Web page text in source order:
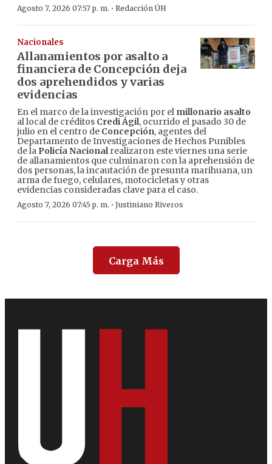
Agosto 7, 2026 07:57 p. m. · Redacción ÚH
Nacionales
Allanamientos por asalto a
financiera de Concepción deja
dos aprehendidos y varias
evidencias
En el marco de la investigación por el millonario asalto
al local de créditos Credi Ágil, ocurrido el pasado 30 de
julio en el centro de Concepción, agentes del
Departamento de Investigaciones de Hechos Punibles
de la Policía Nacionalrealizaron este viernes una serie
de allanamientos que culminaron con la aprehensión de
dos personas, la incautación de presunta marihuana, un
arma de fuego, celulares, motocicletas y otras
evidencias consideradas clave para el caso.
Agosto 7, 2026 07:45 p. m. · Justiniano Riveros
Carga Más